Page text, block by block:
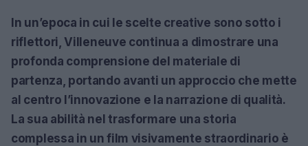
In un’epoca in cui le scelte creative sono sotto i
riflettori, Villeneuve continua a dimostrare una
profonda comprensione del materiale di
partenza, portando avanti un approccio che mette
al centro l’innovazione e la narrazione di qualità.
La sua abilità nel trasformare una storia
complessa in un film visivamente straordinario è